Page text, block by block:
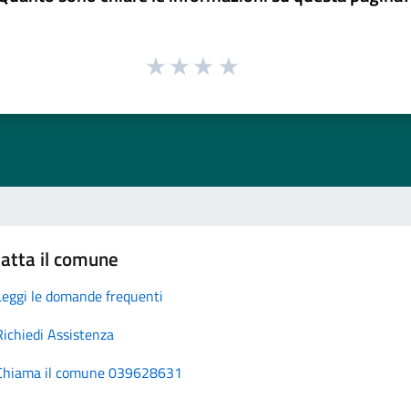
il comune
le domande frequenti
Assistenza
il comune 039628631